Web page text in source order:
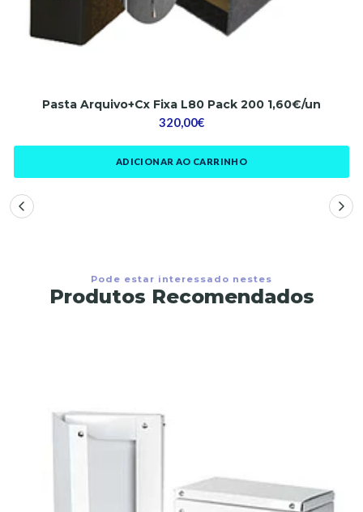
Pasta Arquivo+Cx Fixa L80 Pack 200 1,60€/un
320,00€
ADICIONAR AO CARRINHO
Pode estar interessado nestes
Produtos Recomendados